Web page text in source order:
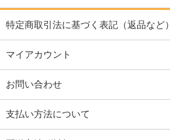
特定商取引法に基づく表記（返品など）
マイアカウント
お問い合わせ
支払い方法について